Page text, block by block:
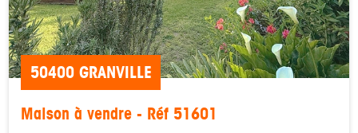
50400 GRANVILLE
Maison à vendre - Réf 51601